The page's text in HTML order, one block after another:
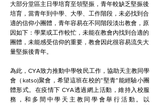
大部分堂區主日學培育至領堅振，青年較缺乏堅振後
培育，當青年到中學、大學、工作階段，未必找到合
適的信仰小團體，青年容易在不同階段淡出教會，原
因如下：學業或工作較忙，未能在教會內找到合適的
團體，未能感受信仰的重要，教會因此很容易流失大
量堅振後青年。
為此，CYA致力推動中學牧民工作，協助天主教同學
會（katso)聚會，希望這班在校的”堅青”能經驗小團
體形式。在疫情下 CYA透過網上活動，維持入校服
務，和多間中學天主教同學會舉行活動。以